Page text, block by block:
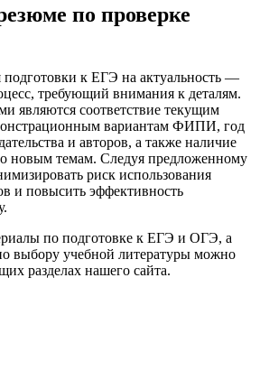
по проверке
подготовки к ЕГЭ на актуальность —
требующий внимания к деталям.
являются соответствие текущим
вариантам ФИПИ, год
и авторов, а также наличие
новым темам. Следуя предложенному
риск использования
и повысить эффективность
по подготовке к ЕГЭ и ОГЭ, а
выбору учебной литературы можно
разделах нашего сайта.